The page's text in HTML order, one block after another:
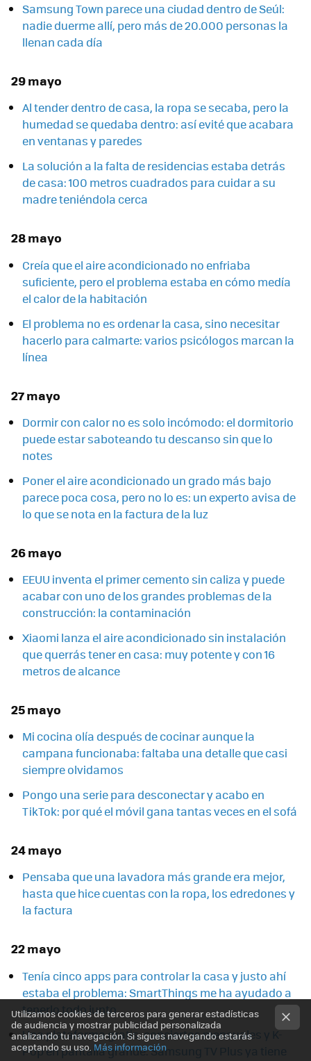
Samsung Town parece una ciudad dentro de Seúl:
nadie duerme allí, pero más de 20.000 personas la
llenan cada día
29 mayo
Al tender dentro de casa, la ropa se secaba, pero la
humedad se quedaba dentro: así evité que acabara
en ventanas y paredes
La solución a la falta de residencias estaba detrás
de casa: 100 metros cuadrados para cuidar a su
madre teniéndola cerca
28 mayo
Creía que el aire acondicionado no enfriaba
suficiente, pero el problema estaba en cómo medía
el calor de la habitación
El problema no es ordenar la casa, sino necesitar
hacerlo para calmarte: varios psicólogos marcan la
línea
27 mayo
Dormir con calor no es solo incómodo: el dormitorio
puede estar saboteando tu descanso sin que lo
notes
Poner el aire acondicionado un grado más bajo
parece poca cosa, pero no lo es: un experto avisa de
lo que se nota en la factura de la luz
26 mayo
EEUU inventa el primer cemento sin caliza y puede
acabar con uno de los grandes problemas de la
construcción: la contaminación
Xiaomi lanza el aire acondicionado sin instalación
que querrás tener en casa: muy potente y con 16
metros de alcance
25 mayo
Mi cocina olía después de cocinar aunque la
campana funcionaba: faltaba una detalle que casi
siempre olvidamos
Pongo una serie para desconectar y acabo en
TikTok: por qué el móvil gana tantas veces en el sofá
24 mayo
Pensaba que una lavadora más grande era mejor,
hasta que hice cuentas con la ropa, los edredones y
la factura
22 mayo
Tenía cinco apps para controlar la casa y justo ahí
estaba el problema: SmartThings me ha ayudado a
tenerlo todo junto
Una plataforma gratis, conciertos mensuales y K-
Pop en pantalla grande: Samsung TV Plus ya tiene
Utilizamos cookies de terceros para generar estadísticas
de audiencia y mostrar publicidad personalizada
analizando tu navegación. Si sigues navegando estarás
aceptando su uso. Más información